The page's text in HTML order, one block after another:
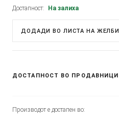
Достапност: На залиха
ДОДАДИ ВО ЛИСТА НА ЖЕЛБИ
ДОСТАПНОСТ ВО ПРОДАВНИЦИ
Производот е достапен во: